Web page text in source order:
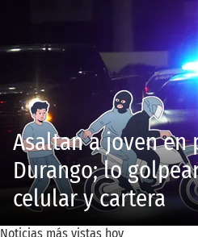
Asaltan a joven en
Durango; lo
celular y cartera
Noticias más vistas hoy